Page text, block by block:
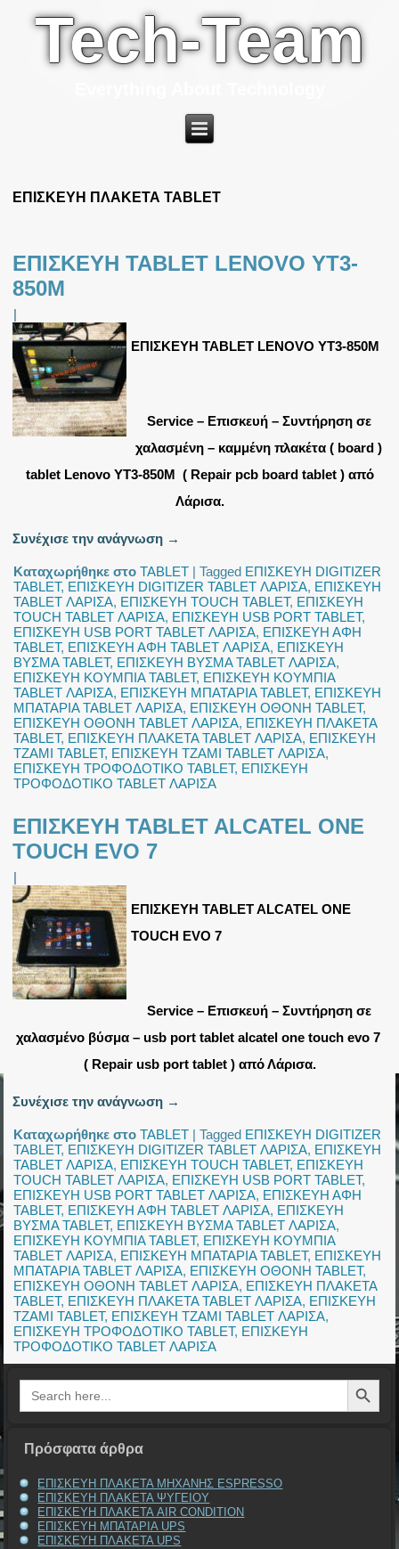
Tech-Team
ΕΠΙΣΚΕΥΗ ΠΛΑΚΕΤΑ TABLET
ΕΠΙΣΚΕΥΗ TABLET LENOVO YT3-
850M
|
ΕΠΙΣΚΕΥΗ TABLET LENOVO YT3-850M
Service – Επισκευή – Συντήρηση σε
χαλασμένη – καμμένη πλακέτα ( board )
tablet Lenovo YT3-850M ( Repair pcb board tablet ) από
Λάρισα.
Συνέχισε την ανάγνωση →
Καταχωρήθηκε στο TABLET |Tagged ΕΠΙΣΚΕΥΗ DIGITIZER
TABLET, ΕΠΙΣΚΕΥΗ DIGITIZER TABLET ΛΑΡΙΣΑ, ΕΠΙΣΚΕΥΗ
TABLET ΛΑΡΙΣΑ, ΕΠΙΣΚΕΥΗ TOUCH TABLET, ΕΠΙΣΚΕΥΗ
TOUCH TABLET ΛΑΡΙΣΑ, ΕΠΙΣΚΕΥΗ USB PORT TABLET,
ΕΠΙΣΚΕΥΗ USB PORT TABLET ΛΑΡΙΣΑ, ΕΠΙΣΚΕΥΗ ΑΦΗ
TABLET, ΕΠΙΣΚΕΥΗ ΑΦΗ TABLET ΛΑΡΙΣΑ, ΕΠΙΣΚΕΥΗ
ΒΥΣΜΑ TABLET, ΕΠΙΣΚΕΥΗ ΒΥΣΜΑ TABLET ΛΑΡΙΣΑ,
ΕΠΙΣΚΕΥΗ ΚΟΥΜΠΙΑ TABLET, ΕΠΙΣΚΕΥΗ ΚΟΥΜΠΙΑ
TABLET ΛΑΡΙΣΑ, ΕΠΙΣΚΕΥΗ ΜΠΑΤΑΡΙΑ TABLET, ΕΠΙΣΚΕΥΗ
ΜΠΑΤΑΡΙΑ TABLET ΛΑΡΙΣΑ, ΕΠΙΣΚΕΥΗ ΟΘΟΝΗ TABLET,
ΕΠΙΣΚΕΥΗ ΟΘΟΝΗ TABLET ΛΑΡΙΣΑ, ΕΠΙΣΚΕΥΗ ΠΛΑΚΕΤΑ
TABLET, ΕΠΙΣΚΕΥΗ ΠΛΑΚΕΤΑ TABLET ΛΑΡΙΣΑ, ΕΠΙΣΚΕΥΗ
ΤΖΑΜΙ TABLET, ΕΠΙΣΚΕΥΗ ΤΖΑΜΙ TABLET ΛΑΡΙΣΑ,
ΕΠΙΣΚΕΥΗ ΤΡΟΦΟΔΟΤΙΚΟ TABLET, ΕΠΙΣΚΕΥΗ
ΤΡΟΦΟΔΟΤΙΚΟ TABLET ΛΑΡΙΣΑ
ΕΠΙΣΚΕΥΗ TABLET ALCATEL ONE
TOUCH EVO 7
|
ΕΠΙΣΚΕΥΗ TABLET ALCATEL ONE
TOUCH EVO 7
Service – Επισκευή – Συντήρηση σε
χαλασμένο βύσμα – usb port tablet alcatel one touch evo 7
( Repair usb port tablet ) από Λάρισα.
Συνέχισε την ανάγνωση →
Καταχωρήθηκε στο TABLET |Tagged ΕΠΙΣΚΕΥΗ DIGITIZER
TABLET, ΕΠΙΣΚΕΥΗ DIGITIZER TABLET ΛΑΡΙΣΑ, ΕΠΙΣΚΕΥΗ
TABLET ΛΑΡΙΣΑ, ΕΠΙΣΚΕΥΗ TOUCH TABLET, ΕΠΙΣΚΕΥΗ
TOUCH TABLET ΛΑΡΙΣΑ, ΕΠΙΣΚΕΥΗ USB PORT TABLET,
ΕΠΙΣΚΕΥΗ USB PORT TABLET ΛΑΡΙΣΑ, ΕΠΙΣΚΕΥΗ ΑΦΗ
TABLET, ΕΠΙΣΚΕΥΗ ΑΦΗ TABLET ΛΑΡΙΣΑ, ΕΠΙΣΚΕΥΗ
ΒΥΣΜΑ TABLET, ΕΠΙΣΚΕΥΗ ΒΥΣΜΑ TABLET ΛΑΡΙΣΑ,
ΕΠΙΣΚΕΥΗ ΚΟΥΜΠΙΑ TABLET, ΕΠΙΣΚΕΥΗ ΚΟΥΜΠΙΑ
TABLET ΛΑΡΙΣΑ, ΕΠΙΣΚΕΥΗ ΜΠΑΤΑΡΙΑ TABLET, ΕΠΙΣΚΕΥΗ
ΜΠΑΤΑΡΙΑ TABLET ΛΑΡΙΣΑ, ΕΠΙΣΚΕΥΗ ΟΘΟΝΗ TABLET,
ΕΠΙΣΚΕΥΗ ΟΘΟΝΗ TABLET ΛΑΡΙΣΑ, ΕΠΙΣΚΕΥΗ ΠΛΑΚΕΤΑ
TABLET, ΕΠΙΣΚΕΥΗ ΠΛΑΚΕΤΑ TABLET ΛΑΡΙΣΑ, ΕΠΙΣΚΕΥΗ
ΤΖΑΜΙ TABLET, ΕΠΙΣΚΕΥΗ ΤΖΑΜΙ TABLET ΛΑΡΙΣΑ,
ΕΠΙΣΚΕΥΗ ΤΡΟΦΟΔΟΤΙΚΟ TABLET, ΕΠΙΣΚΕΥΗ
ΤΡΟΦΟΔΟΤΙΚΟ TABLET ΛΑΡΙΣΑ
Search
for:
Search Button
Πρόσφατα άρθρα
ΕΠΙΣΚΕΥΗ ΠΛΑΚΕΤΑ ΜΗΧΑΝΗΣ ESPRESSO
ΕΠΙΣΚΕΥΗ ΠΛΑΚΕΤΑ ΨΥΓΕΙΟΥ
ΕΠΙΣΚΕΥΗ ΠΛΑΚΕΤΑ AIR CONDITION
ΕΠΙΣΚΕΥΗ ΜΠΑΤΑΡΙΑ UPS
ΕΠΙΣΚΕΥΗ ΠΛΑΚΕΤΑ UPS